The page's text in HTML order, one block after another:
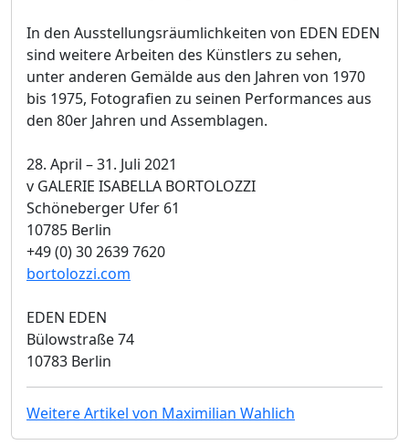
In den Ausstellungsräumlichkeiten von EDEN EDEN
sind weitere Arbeiten des Künstlers zu sehen,
unter anderen Gemälde aus den Jahren von 1970
bis 1975, Fotografien zu seinen Performances aus
den 80er Jahren und Assemblagen.
28. April – 31. Juli 2021
v GALERIE ISABELLA BORTOLOZZI
Schöneberger Ufer 61
10785 Berlin
+49 (0) 30 2639 7620
bortolozzi.com
EDEN EDEN
Bülowstraße 74
10783 Berlin
Weitere Artikel von Maximilian Wahlich